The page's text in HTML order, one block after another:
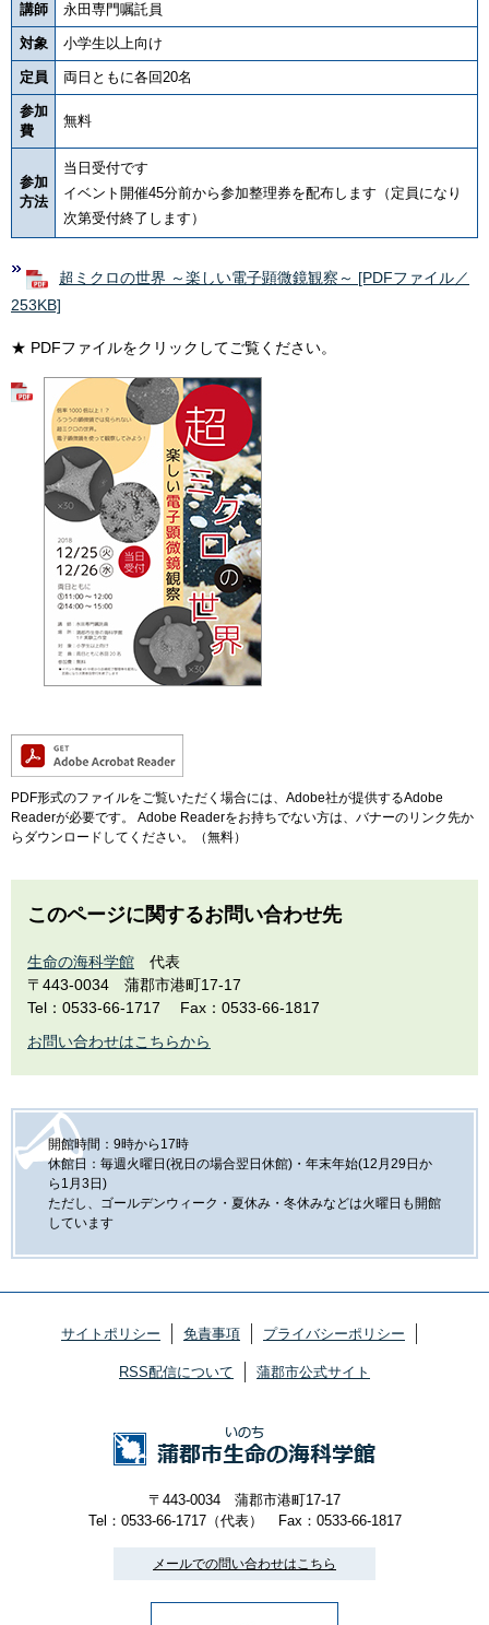
講師 永田専門嘱託員
対象 小学生以上向け
定員 両日ともに各回20名
参加
費
無料
参加
方法
当日受付です
イベント開催45分前から参加整理券を配布します（定員になり
次第受付終了します）
超ミクロの世界 ～楽しい電子顕微鏡観察～ [PDFファイル／
253KB]
★ PDFファイルをクリックしてご覧ください。
PDF形式のファイルをご覧いただく場合には、Adobe社が提供するAdobe
Readerが必要です。
Adobe Readerをお持ちでない方は、バナーのリンク先か
らダウンロードしてください。（無料）
このページに関するお問い合わせ先
生命の海科学館
代表
〒443-0034
蒲郡市港町17-17
Tel：0533-66-1717
Fax：0533-66-1817
お問い合わせはこちらから
開館時間：9時から17時
休館日：毎週火曜日(祝日の場合翌日休館)・年末年始(12月29日か
ら1月3日)
ただし、ゴールデンウィーク・夏休み・冬休みなどは火曜日も開館
しています
サイトポリシー 免責事項 プライバシーポリシー
RSS配信について 蒲郡市公式サイト
〒443-0034 蒲郡市港町17-17
Tel：0533-66-1717（代表）
Fax：0533-66-1817
メールでの問い合わせはこちら